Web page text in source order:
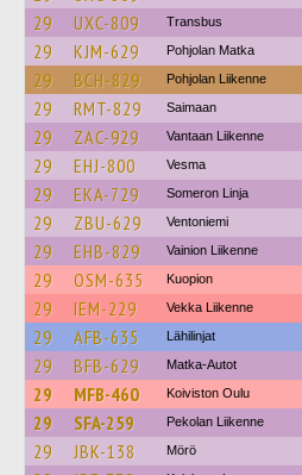
29 UXC-809 Transbus
29 KJM-629 Pohjolan Matka
29 BCH-829 Pohjolan Liikenne
29 RMT-829 Saimaan
29 ZAC-929 Vantaan Liikenne
29 EHJ-800 Vesma
29 EKA-729 Someron Linja
29 ZBU-629 Ventoniemi
29 EHB-829 Vainion Liikenne
29 OSM-635 Kuopion
29 IEM-229 Vekka Liikenne
29 AFB-635 Lähilinjat
29 BFB-629 Matka-Autot
29 MFB-460 Koiviston Oulu
29 SFA-259 Pekolan Liikenne
29 JBK-138 Mörö